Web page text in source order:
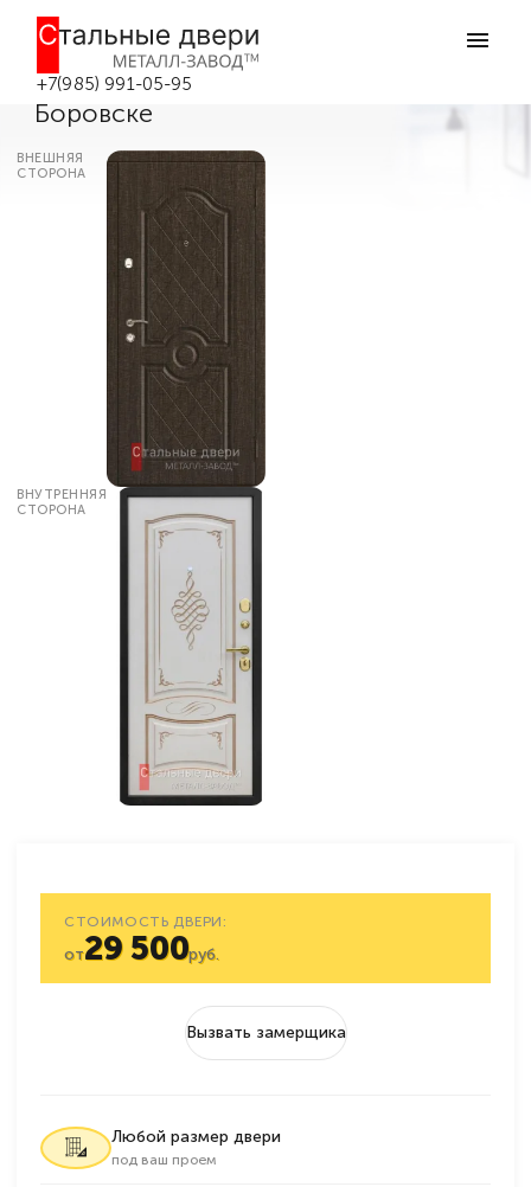
+7(985) 991-05-95
Входная термодверь с повышенным
уровнем теплоизоляции №41 в
Боровске
Главная
ВНЕШНЯЯ
СТОРОНА
ВНУТРЕННЯЯ
СТОРОНА
СТОИМОСТЬ ДВЕРИ:
от29 500руб.
Вызвать замерщика
Любой размер двери
под ваш проем